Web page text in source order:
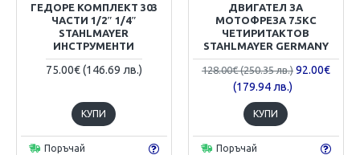
ГЕДОРЕ КОМПЛЕКТ 303
ЧАСТИ 1/2″ 1/4″
STAHLMAYER
ИНСТРУМЕНТИ
75.00€ (146.69 лв.)
КУПИ
Поръчай
ДВИГАТЕЛ ЗА
МОТОФРЕЗА 7.5КС
ЧЕТИРИТАКТОВ
STAHLMAYER GERMANY
128.00€ (250.35 лв.) 92.00€
(179.94 лв.)
КУПИ
Поръчай